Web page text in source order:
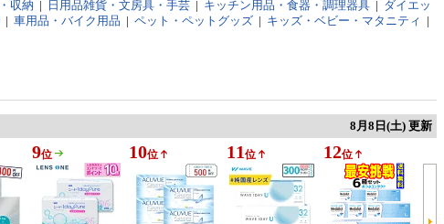
収納 | 日用品雑貨・文房具・手芸 | キッチン用品・食器・調理器具 | ダイエッ
| 車用品・バイク用品 | ペット・ペットグッズ | キッズ・ベビー・マタニティ |
8月8日(土) 更新
9位 10位 11 位 12位